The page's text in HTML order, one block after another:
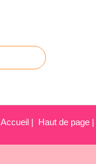
Accueil | Haut de page |